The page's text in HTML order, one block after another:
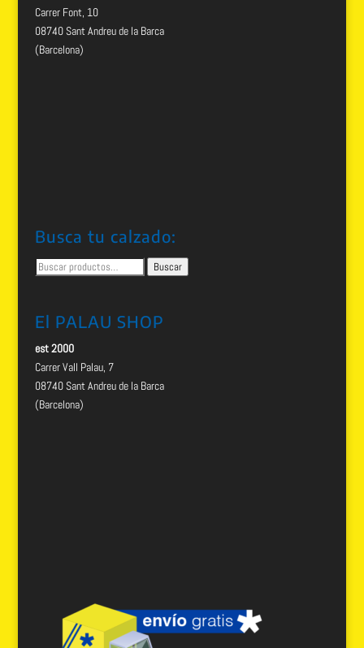
Carrer Font, 10
08740 Sant Andreu de la Barca
(Barcelona)
Busca tu calzado:
Buscar
por:
Buscar
El PALAU SHOP
est 2000
Carrer Vall Palau, 7
08740 Sant Andreu de la Barca
(Barcelona)